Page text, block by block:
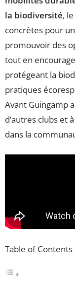
la biodiversité,
concrètes pour
promouvoir des
tout en
protégeant la
pratiques
Avant Guingamp
d’autres clubs et
dans la
Table of Contents